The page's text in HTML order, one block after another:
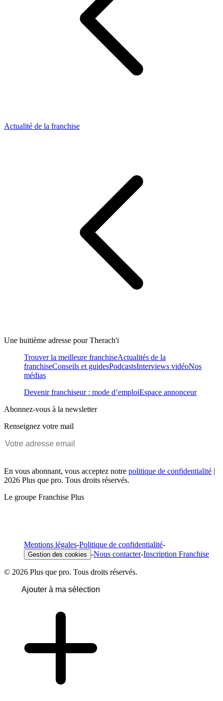
Actualité de la franchise
Une huitième adresse pour Therach'i
Trouver la meilleure franchiseActualités de la
franchiseConseils et guidesPodcastsInterviews vidéoNos
médias
Devenir franchiseur : mode d’emploiEspace annonceur
Abonnez-vous à la newsletter
Renseignez votre mail
En vous abonnant, vous acceptez notre politique de confidentialité |
2026 Plus que pro. Tous droits réservés.
Le groupe Franchise Plus
Mentions légales-Politique de confidentialité-
Gestion des cookies -Nous contacter-Inscription Franchise
© 2026 Plus que pro. Tous droits réservés.
Ajouter à ma sélection